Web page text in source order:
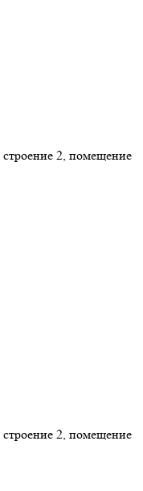
строение 2, помещение
строение 2, помещение